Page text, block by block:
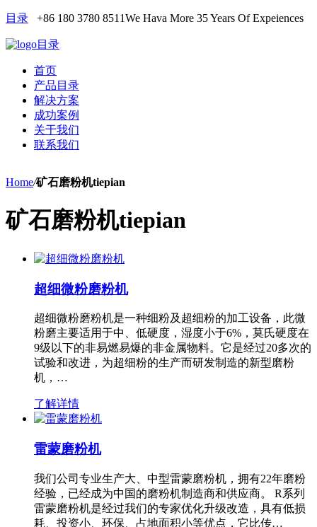
目录 +86 180 3780 8511We Hava More 35 Years Of Expeiences
目录
首页
产品目录
解决方案
成功案例
关于我们
联系我们
Home/矿石磨粉机tiepian
矿石磨粉机tiepian
超细微粉磨粉机
超细微粉磨粉机是一种细粉及超细粉的加工设备，此微
粉磨主要适用于中、低硬度，湿度小于6%，莫氏硬度在
9级以下的非易燃易爆的非金属物料。它是经过20多次的
试验和改进，为超细粉的生产而研发制造的新型磨粉
机，…
了解详情
雷蒙磨粉机
我们公司专业生产大、中型雷蒙磨粉机，拥有22年磨粉
经验，已经成为中国的磨粉机制造商和供应商。 R系列
雷蒙磨粉机是经过我们的专家优化升级改造，具有低损
耗、投资小、环保、占地面积小等优点，它比传…